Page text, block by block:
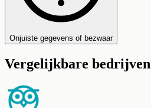
Onjuiste gegevens of bezwaar
Vergelijkbare bedrijven